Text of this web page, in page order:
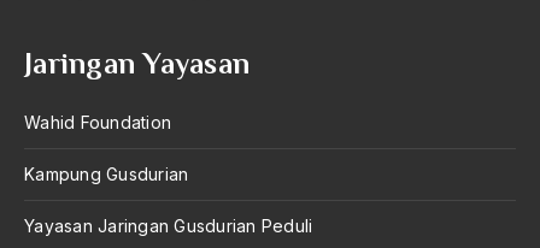
Ar-Raniry
arab
Jaringan Yayasan
Wahid Foundation
Kampung Gusdurian
Yayasan Jaringan Gusdurian Peduli